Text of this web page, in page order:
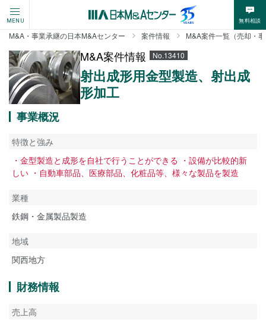
MENU 無料相談
M&A・事業承継の日本M&Aセンター 案件情報 M&A案件一覧（売却・
M&A案件情報 No.13410
射出成形用金型製造、射出成
形加工
事業概況
特徴と強み
・金型製造と成形を自社で行うことができる ・設備が比較的新
しい ・自動車部品、医療部品、化粧品等、様々な製品を製造
業種
鉄鋼・金属製品製造
地域
関西地方
財務情報
売上高